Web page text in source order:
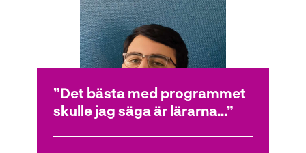
Det bästa med programmet
skulle jag säga är lärarna...